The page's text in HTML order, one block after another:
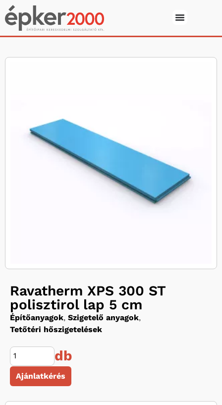
Ravatherm XPS 300 ST
polisztirol lap 5 cm
Építőanyagok, Szigetelő anyagok,
Tetőtéri hőszigetelések
db
Ajánlatkérés